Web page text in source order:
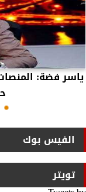
ياسر فضة:
الفيس بوك
تويتر